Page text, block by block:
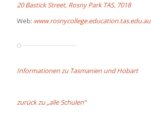
20 Bastick Street, Rosny Park TAS, 7018
Web: www.rosnycollege.education.tas.edu.au
Informationen zu Tasmanien und Hobart
zurück zu „alle Schulen“